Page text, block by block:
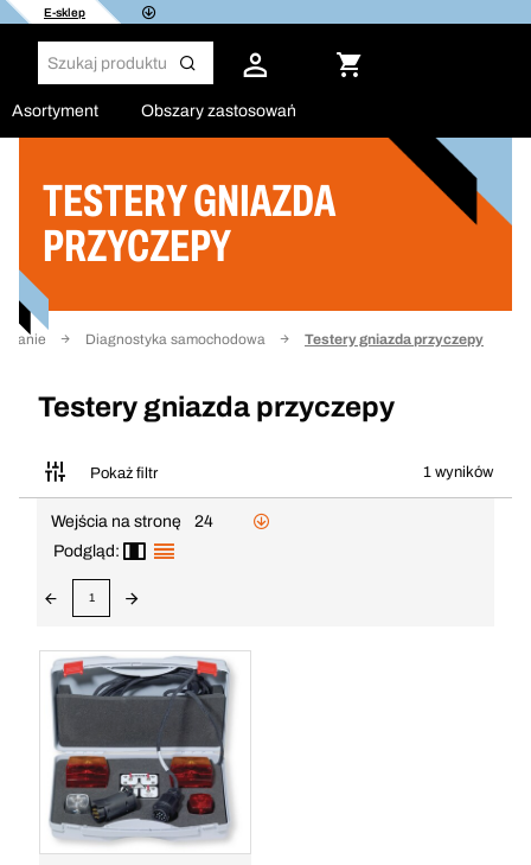
E-sklep
Asortyment Obszary zastosowań
TESTERY GNIAZDA
PRZYCZEPY
Diagnostyka samochodowa Testery gniazda przyczepy
Testery gniazda przyczepy
Pokaż filtr 1 wyników
Filtruj
Wejścia na stronę
24
Podgląd:
1